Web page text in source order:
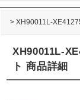
XH90011L-
XH90011L-
ト 商品詳細